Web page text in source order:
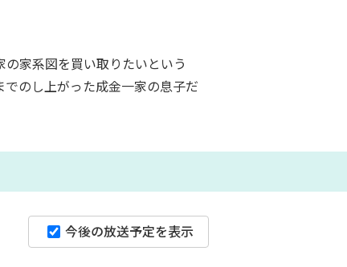
家系図を買い取りたいという
のし上がった成金一家の息子だ
今後の放送予定を表示